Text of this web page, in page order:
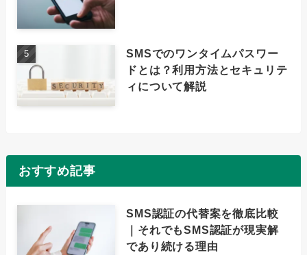
SMSでのワンタイムパスワー
ドとは？利用方法とセキュリテ
ィについて解説
おすすめ記事
SMS認証の代替案を徹底比較
｜それでもSMS認証が現実解
であり続ける理由